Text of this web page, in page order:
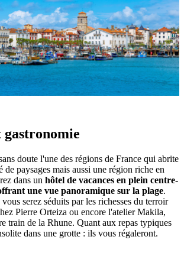
doute l'une des régions de France qui abrite
de paysages mais aussi une région riche en
dans un hôtel de vacances en plein centre-
une vue panoramique sur la plage.
serez séduits par les richesses du terroir
Pierre Orteiza ou encore l'atelier Makila,
train de la Rhune. Quant aux repas typiques
dans une grotte : ils vous régaleront.